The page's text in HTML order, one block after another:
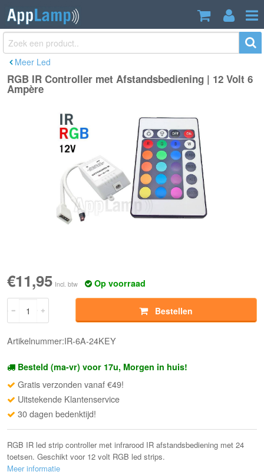
RGB IR Controller met
Afstandsbediening | 12 Volt 6 Ampère
€11,95
Meer Led
RGB IR Controller met Afstandsbediening | 12 Volt 6
Ampère
€11,95 Incl. btw Op voorraad
Bestellen
Artikelnummer:IR-6A-24KEY
Besteld (ma-vr) voor 17u, Morgen in huis!
Gratis verzonden vanaf €49!
Uitstekende Klantenservice
30 dagen bedenktijd!
RGB IR led strip controller met infrarood IR afstandsbediening met 24
toetsen. Geschikt voor 12 volt RGB led strips.
Meer informatie